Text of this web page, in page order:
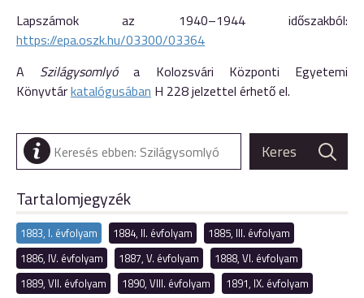
Lapszámok az 1940–1944 időszakból:
https://epa.oszk.hu/03300/03364
A Szilágysomlyóa Kolozsvári Központi Egyetemi
Könyvtárkatalógusában H 228 jelzettel érhető el.
Tartalomjegyzék
1883, I. évfolyam 1884, II. évfolyam
1885, III. évfolyam
1886, IV. évfolyam
1887, V. évfolyam
1888, VI. évfolyam
1889, VII. évfolyam
1890, VIII. évfolyam
1891, IX. évfolyam